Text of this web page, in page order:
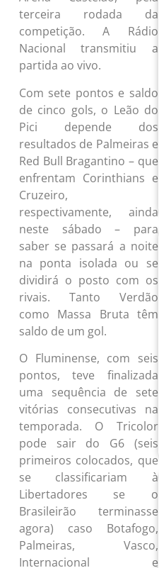
terceira rodada da
competição. A Rádio
Nacional transmitiu a
partida ao vivo.
Com sete pontos e saldo
de cinco gols, o Leão do
Pici depende dos
resultados de Palmeiras e
Red Bull Bragantino – que
enfrentam Corinthians e
Cruzeiro,
respectivamente, ainda
neste sábado – para
saber se passará a noite
na ponta isolada ou se
dividirá o posto com os
rivais. Tanto Verdão
como Massa Bruta têm
saldo de um gol.
O Fluminense, com seis
pontos, teve finalizada
uma sequência de sete
vitórias consecutivas na
temporada. O Tricolor
pode sair do G6 (seis
primeiros colocados, que
se classificariam à
Libertadores se o
Brasileirão terminasse
agora) caso Botafogo,
Palmeiras, Vasco,
Internacional e